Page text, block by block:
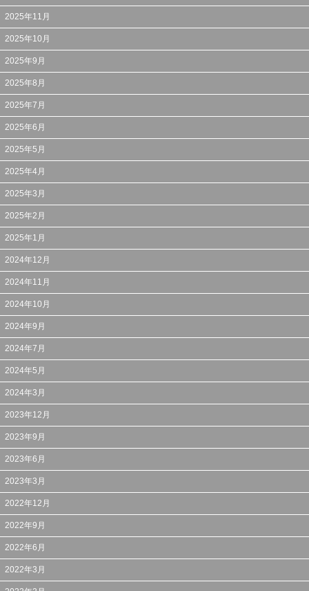
2025年11月
2025年10月
2025年9月
2025年8月
2025年7月
2025年6月
2025年5月
2025年4月
2025年3月
2025年2月
2025年1月
2024年12月
2024年11月
2024年10月
2024年9月
2024年7月
2024年5月
2024年3月
2023年12月
2023年9月
2023年6月
2023年3月
2022年12月
2022年9月
2022年6月
2022年3月